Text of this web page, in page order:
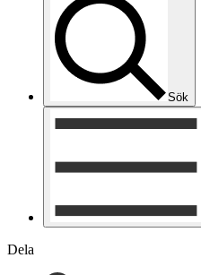
Sök
Dela